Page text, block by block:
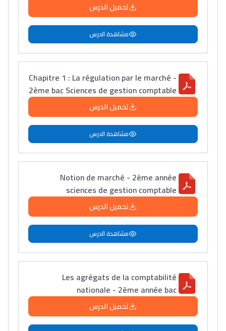
تحميل الدرس
مشاهدة الدرس
Chapitre 1 : La régulation par le marché -
2ème bac Sciences de gestion comptable
تحميل الدرس
مشاهدة الدرس
Notion de marché - 2ème année
sciences de gestion comptable
تحميل الدرس
مشاهدة الدرس
Les agrégats de la comptabilité
nationale - 2ème année bac
تحميل الدرس